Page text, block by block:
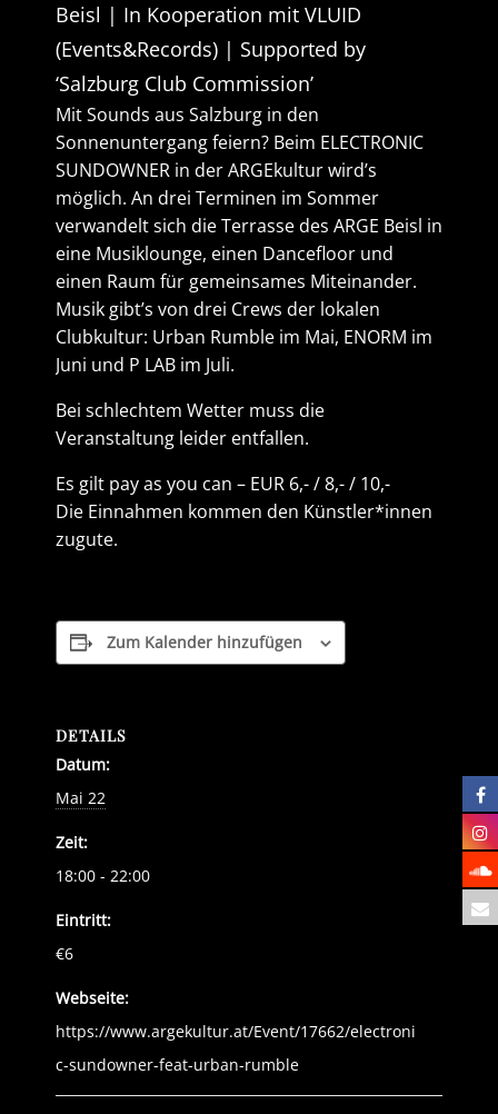
Beisl | In Kooperation mit VLUID
(Events&Records) | Supported by
‘Salzburg Club Commission’
Mit Sounds aus Salzburg in den
Sonnenuntergang feiern? Beim ELECTRONIC
SUNDOWNER in der ARGEkultur wird’s
möglich. An drei Terminen im Sommer
verwandelt sich die Terrasse des ARGE Beisl in
eine Musiklounge, einen Dancefloor und
einen Raum für gemeinsames Miteinander.
Musik gibt’s von drei Crews der lokalen
Clubkultur: Urban Rumble im Mai, ENORM im
Juni und P LAB im Juli.
Bei schlechtem Wetter muss die
Veranstaltung leider entfallen.
Es gilt pay as you can – EUR 6,- / 8,- / 10,-
Die Einnahmen kommen den Künstler*innen
zugute.
Zum Kalender hinzufügen
DETAILS
Datum:
Mai 22
Zeit:
18:00 - 22:00
Eintritt:
€6
Webseite:
https://www.argekultur.at/Event/17662/electroni
c-sundowner-feat-urban-rumble